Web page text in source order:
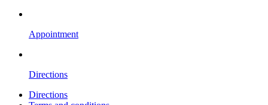
Appointment
Directions
Directions